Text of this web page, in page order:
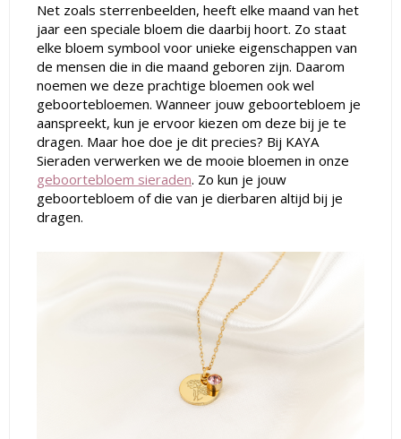
Net zoals sterrenbeelden, heeft elke maand van het
jaar een speciale bloem die daarbij hoort. Zo staat
elke bloem symbool voor unieke eigenschappen van
de mensen die in die maand geboren zijn. Daarom
noemen we deze prachtige bloemen ook wel
geboortebloemen. Wanneer jouw geboortebloem je
aanspreekt, kun je ervoor kiezen om deze bij je te
dragen. Maar hoe doe je dit precies? Bij KAYA
Sieraden verwerken we de mooie bloemen in onze
geboortebloem sieraden. Zo kun je jouw
geboortebloem of die van je dierbaren altijd bij je
dragen.